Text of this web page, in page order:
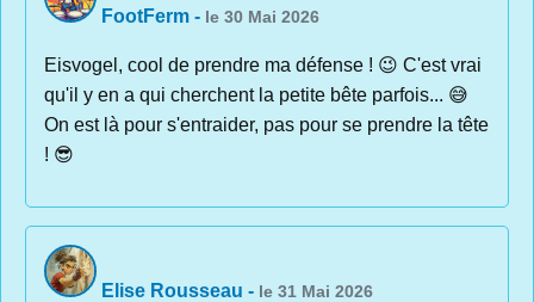
FootFerm - le 30 Mai 2026
Eisvogel, cool de prendre ma défense ! 😉 C'est vrai
qu'il y en a qui cherchent la petite bête parfois... 😅
On est là pour s'entraider, pas pour se prendre la tête
! 😎
Elise Rousseau - le 31 Mai 2026